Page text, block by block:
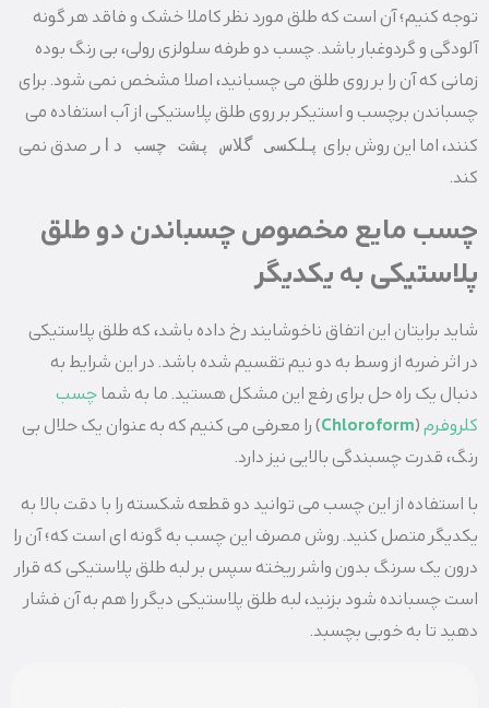
توجه کنیم؛ آن است که طلق مورد نظر کاملا خشک و فاقد هر گونه
آلودگی و گردوغبار باشد. چسب دو طرفه سلولزی رولی، بی رنگ بوده
زمانی که آن را بر روی طلق می چسبانید، اصلا مشخص نمی شود. برای
چسباندن برچسب و استیکر بر روی طلق پلاستیکی از آب استفاده می
کنند، اما این روش برای پلکسی گلاس پشت چسب دار صدق نمی
کند.
چسب مایع مخصوص چسباندن دو طلق
پلاستیکی به یکدیگر
شاید برایتان این اتفاق ناخوشایند رخ داده باشد، که طلق پلاستیکی
در اثر ضربه از وسط به دو نیم تقسیم شده باشد. در این شرایط به
دنبال یک راه حل برای رفع این مشکل هستید. ما به شماچسب
کلروفرم(
Chloroform) را معرفی می کنیم که به عنوان یک حلال بی
رنگ، قدرت چسبندگی بالایی نیز دارد.
با استفاده از این چسب می توانید دو قطعه شکسته را با دقت بالا به
یکدیگر متصل کنید. روش مصرف این چسب به گونه ای است که؛ آن را
درون یک سرنگ بدون واشر ریخته سپس بر لبه طلق پلاستیکی که قرار
است چسبانده شود بزنید، لبه طلق پلاستیکی دیگر را هم به آن فشار
دهید تا به خوبی بچسبد.